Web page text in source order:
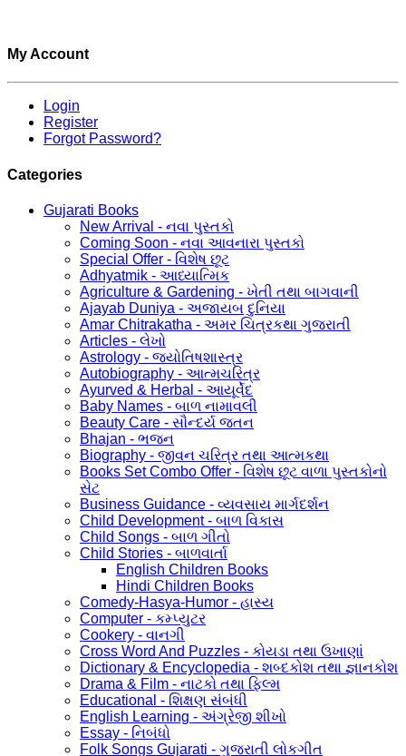
My Account
Login
Register
Forgot Password?
Categories
Gujarati Books
New Arrival - નવા પુસ્તકો
Coming Soon - નવા આવનારા પુસ્તકો
Special Offer - વિશેષ છૂટ
Adhyatmik - આધ્યાત્મિક
Agriculture & Gardening - ખેતી તથા બાગવાની
Ajayab Duniya - અજાયબ દુનિયા
Amar Chitrakatha - અમર ચિત્રકથા ગુજરાતી
Articles - લેખો
Astrology - જ્યોતિષશાસ્ત્ર
Autobiography - આત્મચરિત્ર
Ayurved & Herbal - આયૂર્વેદ
Baby Names - બાળ નામાવલી
Beauty Care - સૌન્દર્ય જતન
Bhajan - ભજન
Biography - જીવન ચરિત્ર તથા આત્મકથા
Books Set Combo Offer - વિશેષ છૂટ વાળા પુસ્તકોનો
સેટ
Business Guidance - વ્યવસાય માર્ગદર્શન
Child Development - બાળ વિકાસ
Child Songs - બાળ ગીતો
Child Stories - બાળવાર્તા
English Children Books
Hindi Children Books
Comedy-Hasya-Humor - હાસ્ય
Computer - કમ્પ્યુટર
Cookery - વાનગી
Cross Word And Puzzles - કોયડા તથા ઉખાણાં
Dictionary & Encyclopedia - શબ્દકોશ તથા જ્ઞાનકોશ
Drama & Film - નાટકો તથા ફિલ્મ
Educational - શિક્ષણ સંબંધી
English Learning - અંગ્રેજી શીખો
Essay - નિબંધો
Folk Songs Gujarati - ગુજરાતી લોકગીત